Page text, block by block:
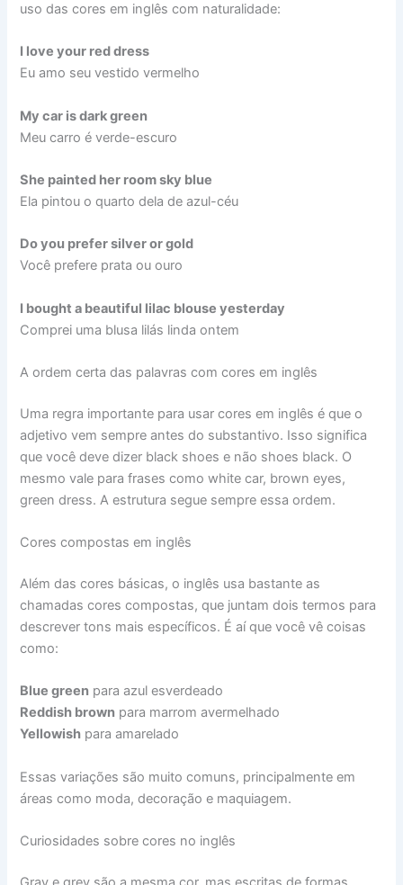
uso das cores em inglês com naturalidade:
I love your red dress
Eu amo seu vestido vermelho
My car is dark green
Meu carro é verde-escuro
She painted her room sky blue
Ela pintou o quarto dela de azul-céu
Do you prefer silver or gold
Você prefere prata ou ouro
I bought a beautiful lilac blouse yesterday
Comprei uma blusa lilás linda ontem
A ordem certa das palavras com cores em inglês
Uma regra importante para usar cores em inglês é que o
adjetivo vem sempre antes do substantivo. Isso significa
que você deve dizer black shoes e não shoes black. O
mesmo vale para frases como white car, brown eyes,
green dress. A estrutura segue sempre essa ordem.
Cores compostas em inglês
Além das cores básicas, o inglês usa bastante as
chamadas cores compostas, que juntam dois termos para
descrever tons mais específicos. É aí que você vê coisas
como:
Blue green para azul esverdeado
Reddish brown para marrom avermelhado
Yellowish para amarelado
Essas variações são muito comuns, principalmente em
áreas como moda, decoração e maquiagem.
Curiosidades sobre cores no inglês